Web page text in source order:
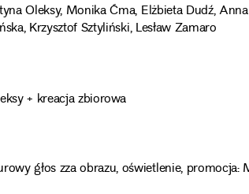
Oleksy, Monika Ćma, Elżbieta Dudź,
Krzysztof Sztyliński, Lesław Zamaro
+ kreacja zbiorowa
głos zza obrazu, oświetlenie, promocja: